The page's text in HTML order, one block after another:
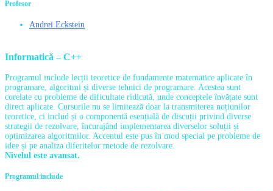
Profesor
Andrei Eckstein
Informatică – C++
Programul include lecții teoretice de fundamente matematice aplicate în
programare, algoritmi și diverse tehnici de programare. Acestea sunt
corelate cu probleme de dificultate ridicată, unde conceptele învățate sunt
direct aplicate. Cursurile nu se limitează doar la transmiterea noțiunilor
teoretice, ci includ și o componentă esențială de discuții privind diverse
strategii de rezolvare, încurajând implementarea diverselor soluții și
optimizarea algoritmilor. Accentul este pus în mod special pe probleme de
idee și pe analiza diferitelor metode de rezolvare.
Nivelul este avansat.
Programul include